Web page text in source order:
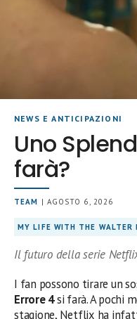
NEWS E ANTICIPAZIONI
Uno
farà?
TEAM | AGOSTO 6, 2026
MY LIFE WITH THE WALTER
Il futuro della serie
I fan possono tirare un
Errore 4si farà. A pochi
stagione, Netflix ha